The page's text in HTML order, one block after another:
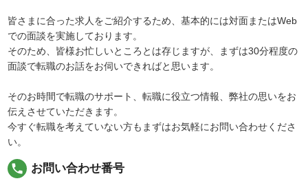
皆さまに合った求人をご紹介するため、基本的には対面またはWeb
での面談を実施しております。
そのため、皆様お忙しいところとは存じますが、まずは30分程度の
面談で転職のお話をお伺いできればと思います。
そのお時間で転職のサポート、転職に役立つ情報、弊社の思いをお
伝えさせていただきます。
今すぐ転職を考えていない方もまずはお気軽にお問い合わせくださ
い。
local_phone お問い合わせ番号